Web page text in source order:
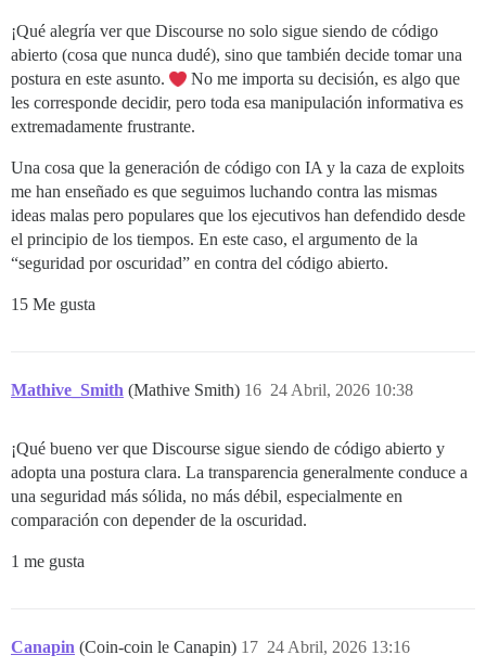
¡Qué alegría ver que Discourse no solo sigue siendo de código
abierto (cosa que nunca dudé), sino que también decide tomar una
postura en este asunto.
No me importa su decisión, es algo que
les corresponde decidir, pero toda esa manipulación informativa es
extremadamente frustrante.
Una cosa que la generación de código con IA y la caza de exploits
me han enseñado es que seguimos luchando contra las mismas
ideas malas pero populares que los ejecutivos han defendido desde
el principio de los tiempos. En este caso, el argumento de la
“seguridad por oscuridad” en contra del código abierto.
15 Me gusta
Mathive_Smith (Mathive Smith) 24 Abril, 2026 10:38
16
¡Qué bueno ver que Discourse sigue siendo de código abierto y
adopta una postura clara. La transparencia generalmente conduce a
una seguridad más sólida, no más débil, especialmente en
comparación con depender de la oscuridad.
1 me gusta
Canapin (Coin-coin le Canapin) 24 Abril, 2026 13:16
17